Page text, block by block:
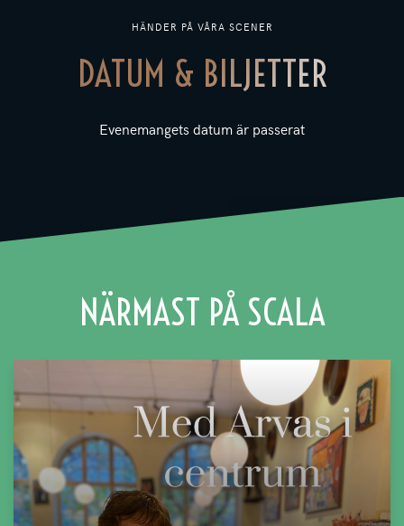
HÄNDER PÅ VÅRA SCENER
DATUM & BILJETTER
Evenemangets datum är passerat
NÄRMAST PÅ SCALA